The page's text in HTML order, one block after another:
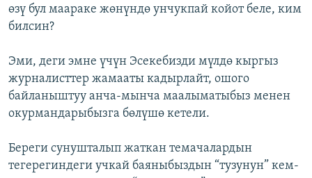
өзү бул маараке жөнүндө унчукпай койот беле, ким
билсин?
Эми, деги эмне үчүн Эсекебизди мүлдө кыргыз
журналисттер жамааты кадырлайт, ошого
байланыштуу анча-мынча маалыматыбыз менен
окурмандарыбызга бөлүшө кетели.
Береги сунушталып жаткан темачалардын
тегерегиндеги учкай баяныбыздын “тузунун” кем-